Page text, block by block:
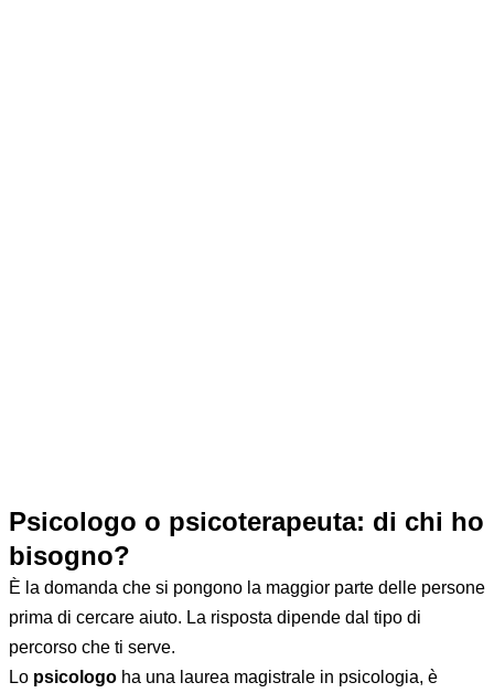
Psicologo o psicoterapeuta: di chi ho
bisogno?
È la domanda che si pongono la maggior parte delle persone
prima di cercare aiuto. La risposta dipende dal tipo di
percorso che ti serve.
Lo psicologo ha una laurea magistrale in psicologia, è